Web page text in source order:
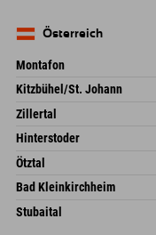
Deutschland
Österreich
Montafon
Dorfstr. 127b
6793 Gaschurn/Montafon
Österreich
Kitzbühel/St. Johann
Speckbacherstraße 87
6380 St. Johann in Tirol
Österreich
Zillertal
Schmiedau 2
Österreich
Hinterstoder
Freizeitpark 10
4573 Hinterstoder
Österreich
Ötztal
Gscheat 14
Österreich
Bad Kleinkirchheim
Dorfstraße 24
9546 Bad Kleinkirchheim
Stubaital